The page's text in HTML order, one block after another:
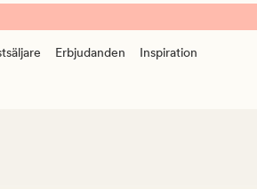
Erbjudanden Inspiration